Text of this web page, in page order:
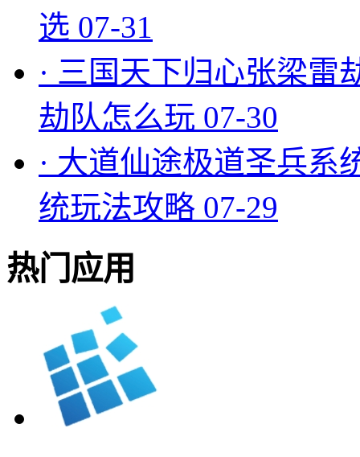
选 07-31
· 三国天下归心张梁雷
劫队怎么玩 07-30
· 大道仙途极道圣兵系
统玩法攻略 07-29
热门应用